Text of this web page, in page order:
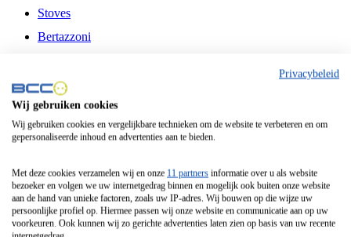
Stoves
Bertazzoni
Fitelli
Airfryer
Frituurpan
Contactgrill
Broodbakmachine
Broodrooster
Privacybeleid
Wij gebruiken cookies
Wij gebruiken cookies en vergelijkbare technieken om de website te verbeteren en om
gepersonaliseerde inhoud en advertenties aan te bieden.
Met deze cookies verzamelen wij en onze 11 partners informatie over u als website
bezoeker en volgen we uw internetgedrag binnen en mogelijk ook buiten onze website
aan de hand van unieke factoren, zoals uw IP-adres. Wij bouwen op die wijze uw
persoonlijke profiel op. Hiermee passen wij onze website en communicatie aan op uw
voorkeuren. Ook kunnen wij zo gerichte advertenties laten zien op basis van uw recente